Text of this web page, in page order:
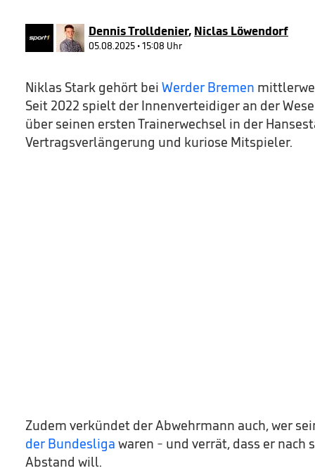
Dennis Trolldenier, Niclas Löwendorf
05.08.2025 • 15:08 Uhr
Niklas Stark gehört bei Werder Bremen
Seit 2022 spielt der Innenverteidiger an der
über seinen ersten Trainerwechsel in der
Vertragsverlängerung und kuriose Mitspieler.
Zudem verkündet der Abwehrmann auch, wer
der Bundesliga waren - und verrät, dass er nach
Abstand will.